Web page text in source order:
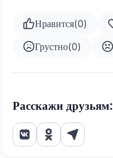
Нравится(0)
Грустно(0)
Расскажи друзьям: